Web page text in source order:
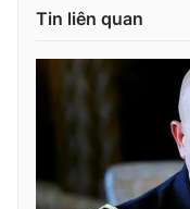
Sản phẩm
Thị trường
Tư vấn
Emagazine
Tin liên quan